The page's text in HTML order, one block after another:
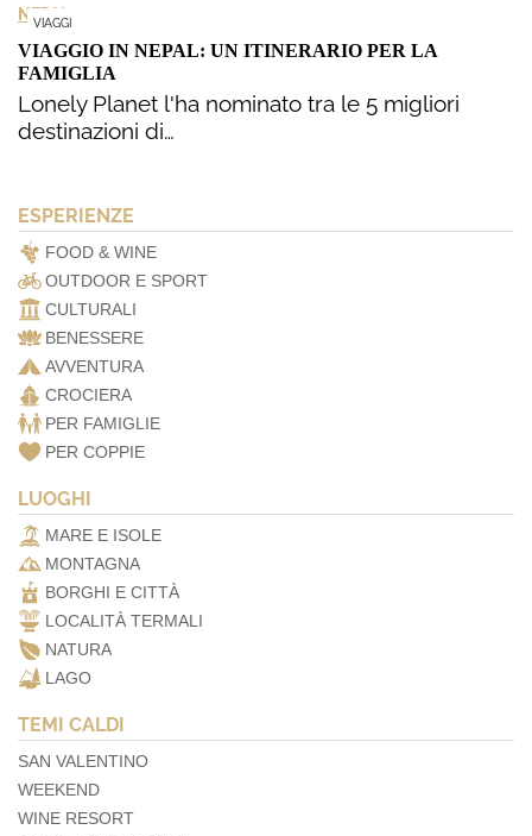
VIAGGI
NEPAL
VIAGGIO IN NEPAL: UN ITINERARIO PER LA
FAMIGLIA
Lonely Planet l'ha nominato tra le 5 migliori
destinazioni di…
ESPERIENZE
FOOD & WINE
OUTDOOR E SPORT
CULTURALI
BENESSERE
AVVENTURA
CROCIERA
PER FAMIGLIE
PER COPPIE
LUOGHI
MARE E ISOLE
MONTAGNA
BORGHI E CITTÀ
LOCALITÀ TERMALI
NATURA
LAGO
TEMI CALDI
SAN VALENTINO
WEEKEND
WINE RESORT